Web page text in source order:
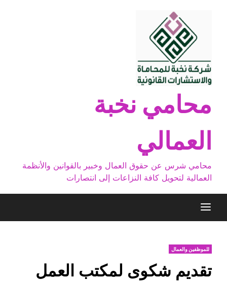
محامي نخبة
العمالي
محامي شرس عن حقوق العمال وخبير بالقوانين والأنظمة
العمالية لتحويل كافة النزاعات إلى انتصارات
للموظفين والعمال
تقديم شكوى لمكتب العمل